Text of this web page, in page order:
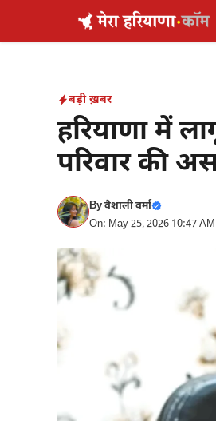
बड़ी ख़बर
हरियाणा में
परिवार की
Byवैशाली वर्मा
On: May 25, 2026 10:47 AM